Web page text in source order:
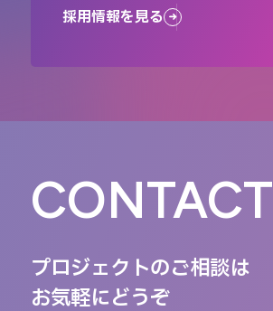
採用情報を見る
CONTACT
プロジェクトのご相談は
お気軽にどうぞ